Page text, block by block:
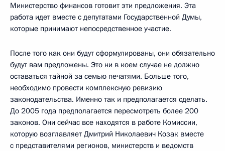
Министерство финансов готовит эти предложения. Эта
работа идет вместе с депутатами Государственной Думы,
которые принимают непосредственное участие.
После того как они будут сформулированы, они обязательно
будут вам предложены. Это ни в коем случае не должно
оставаться тайной за семью печатями. Больше того,
необходимо провести комплексную ревизию
законодательства. Именно так и предполагается сделать.
До 2005 года предполагается пересмотреть более 200
законов. Они сейчас все находятся в работе Комиссии,
которую возглавляет Дмитрий Николаевич Козак вместе
с представителями регионов, министерств и ведомств